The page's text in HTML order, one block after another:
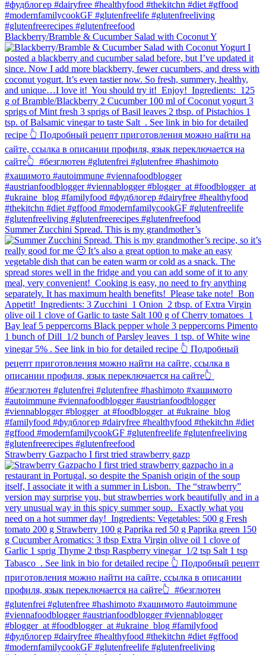
Blackberry/Bramble & Cucumber Salad with Coconut Y
Summer Zucchini Spread.⁠ This is my grandmother’s
Strawberry Gazpacho⁠ I first tried strawberry gazp